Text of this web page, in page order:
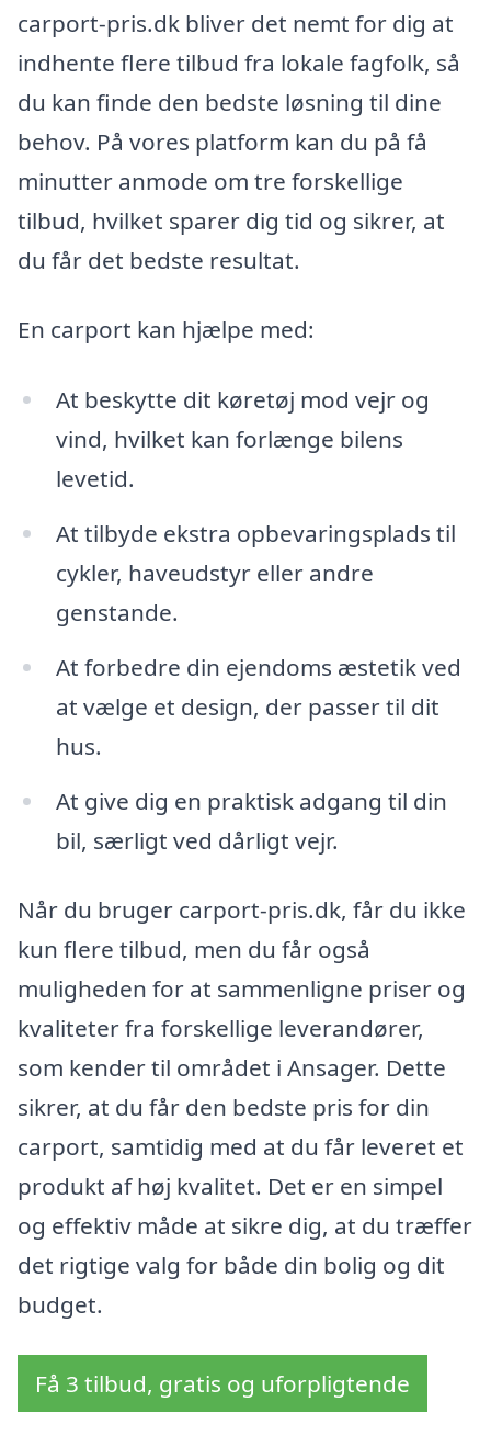
carport-pris.dk bliver det nemt for dig at
indhente flere tilbud fra lokale fagfolk, så
du kan finde den bedste løsning til dine
behov. På vores platform kan du på få
minutter anmode om tre forskellige
tilbud, hvilket sparer dig tid og sikrer, at
du får det bedste resultat.
En carport kan hjælpe med:
At beskytte dit køretøj mod vejr og
vind, hvilket kan forlænge bilens
levetid.
At tilbyde ekstra opbevaringsplads til
cykler, haveudstyr eller andre
genstande.
At forbedre din ejendoms æstetik ved
at vælge et design, der passer til dit
hus.
At give dig en praktisk adgang til din
bil, særligt ved dårligt vejr.
Når du bruger carport-pris.dk, får du ikke
kun flere tilbud, men du får også
muligheden for at sammenligne priser og
kvaliteter fra forskellige leverandører,
som kender til området i Ansager. Dette
sikrer, at du får den bedste pris for din
carport, samtidig med at du får leveret et
produkt af høj kvalitet. Det er en simpel
og effektiv måde at sikre dig, at du træffer
det rigtige valg for både din bolig og dit
budget.
Få 3 tilbud, gratis og uforpligtende